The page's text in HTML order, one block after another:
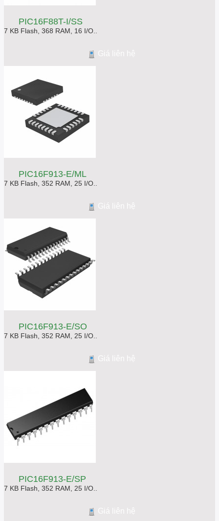
PIC16F88T-I/SS
7 KB Flash, 368 RAM, 16 I/O..
Giá liên hệ
PIC16F913-E/ML
7 KB Flash, 352 RAM, 25 I/O..
Giá liên hệ
PIC16F913-E/SO
7 KB Flash, 352 RAM, 25 I/O..
Giá liên hệ
PIC16F913-E/SP
7 KB Flash, 352 RAM, 25 I/O..
Giá liên hệ